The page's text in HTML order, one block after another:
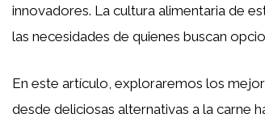
innovadores. La cultura alimentaria de
las necesidades de quienes buscan
En este artículo, exploraremos los
desde deliciosas alternativas a la carne